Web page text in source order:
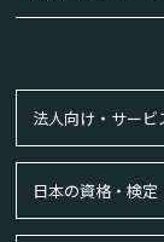
法人向け・サービ
日本の資格・検定